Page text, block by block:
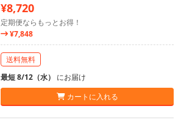
¥8,720
定期便ならもっとお得！
¥7,848
送料無料
最短 8/12（水） にお届け
カートに入れる